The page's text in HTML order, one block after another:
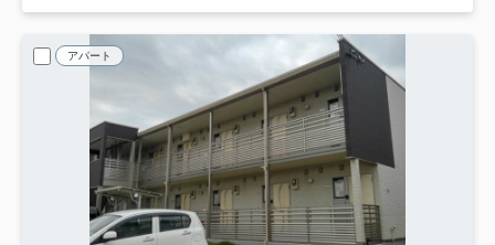
アパート